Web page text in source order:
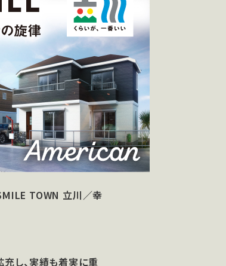
TOWN 立川／幸
し、実績も着実に重